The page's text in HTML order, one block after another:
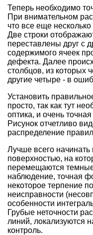
Теперь необходимо
При внимательном
что все еще
Две строки
переставлены друг с
содержимого ячеек
дефекта. Далее
столбцов, из которых
другие четыре - в
Установить
просто, так как тут
оптика, и очень
Рисунок отчетливо
распределение
Лучше всего начинать
поверхностью, на
перемещаются
наблюдение, точная
некоторое терпение
неисправности
особенности
Грубые неточности
линий, локализуются
контроль.